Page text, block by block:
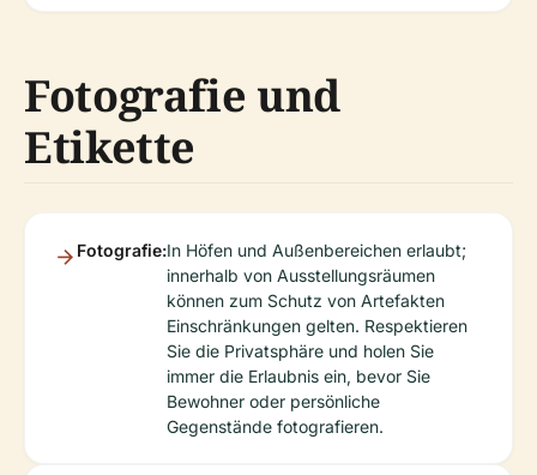
Fotografie und
Etikette
Fotografie:In Höfen und Außenbereichen erlaubt;
innerhalb von Ausstellungsräumen
können zum Schutz von Artefakten
Einschränkungen gelten. Respektieren
Sie die Privatsphäre und holen Sie
immer die Erlaubnis ein, bevor Sie
Bewohner oder persönliche
Gegenstände fotografieren.